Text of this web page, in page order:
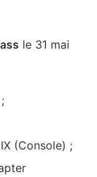
le 31 mai
(Console) ;